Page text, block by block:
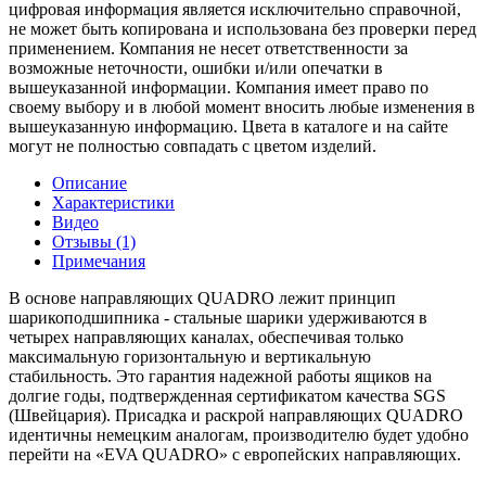
цифровая информация является исключительно справочной,
не может быть копирована и использована без проверки перед
применением. Компания не несет ответственности за
возможные неточности, ошибки и/или опечатки в
вышеуказанной информации. Компания имеет право по
своему выбору и в любой момент вносить любые изменения в
вышеуказанную информацию. Цвета в каталоге и на сайте
могут не полностью совпадать с цветом изделий.
Описание
Характеристики
Видео
Отзывы (1)
Примечания
В основе направляющих QUADRO лежит принцип
шарикоподшипника - стальные шарики удерживаются в
четырех направляющих каналах, обеспечивая только
максимальную горизонтальную и вертикальную
стабильность. Это гарантия надежной работы ящиков на
долгие годы, подтвержденная сертификатом качества SGS
(Швейцария). Присадка и раскрой направляющих QUADRO
идентичны немецким аналогам, производителю будет удобно
перейти на «EVA QUADRO» с европейских направляющих.